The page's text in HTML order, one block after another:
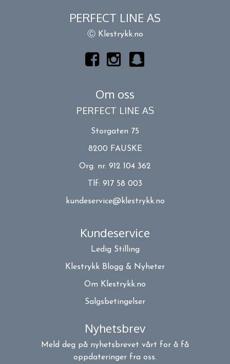
PERFECT LINE AS
Ⓒ Klestrykk.no
Om oss
PERFECT LINE AS
Storgaten 75
8200 FAUSKE
Org. nr. 912 104 362
Tlf: 917 58 003
kundeservice@klestrykk.no
Kundeservice
Ledig Stilling
Klestrykk Blogg & Nyheter
Om Klestrykk.no
Salgsbetingelser
Nyhetsbrev
Meld deg på nyhetsbrevet vårt for å få
oppdateringer fra oss.